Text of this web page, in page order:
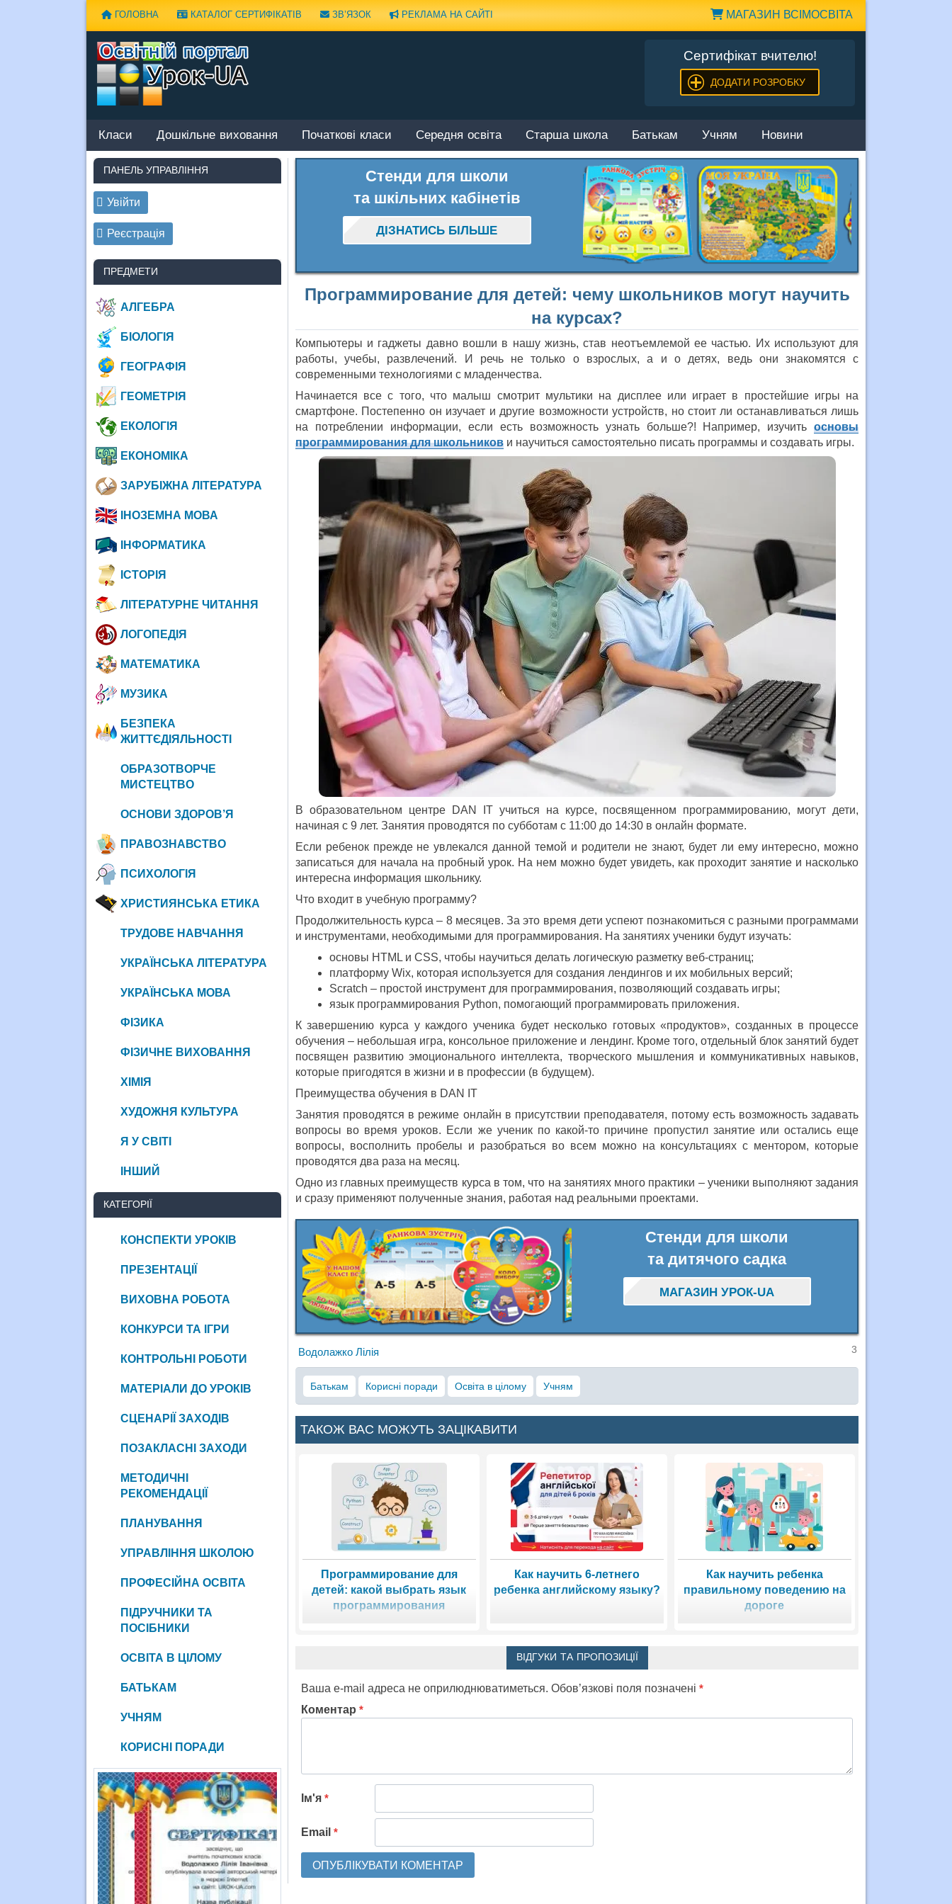
МАГАЗИН ВСІМОСВІТА
ГОЛОВНА КАТАЛОГ СЕРТИФІКАТІВ ЗВ’ЯЗОК РЕКЛАМА НА САЙТІ
Сертифікат вчителю!
ДОДАТИ РОЗРОБКУ
Класи Дошкільне виховання Початкові класи Середня освіта Старша школа Батькам Учням Новини
Стенди для школи
та шкільних кабінетів
ДІЗНАТИСЬ БІЛЬШЕ
Программирование для детей: чему школьников могут научить
на курсах?
Компьютеры и гаджеты давно вошли в нашу жизнь, став неотъемлемой ее частью. Их используют для
работы, учебы, развлечений. И речь не только о взрослых, а и о детях, ведь они знакомятся с
современными технологиями с младенчества.
Начинается все с того, что малыш смотрит мультики на дисплее или играет в простейшие игры на
смартфоне. Постепенно он изучает и другие возможности устройств, но стоит ли останавливаться лишь
на потреблении информации, если есть возможность узнать больше?! Например, изучитьосновы
программирования для школьникови научиться самостоятельно писать программы и создавать игры.
В образовательном центре DAN IT учиться на курсе, посвященном программированию, могут дети,
начиная с 9 лет. Занятия проводятся по субботам с 11:00 до 14:30 в онлайн формате.
Если ребенок прежде не увлекался данной темой и родители не знают, будет ли ему интересно, можно
записаться для начала на пробный урок. На нем можно будет увидеть, как проходит занятие и насколько
интересна информация школьнику.
Что входит в учебную программу?
Продолжительность курса – 8 месяцев. За это время дети успеют познакомиться с разными программами
и инструментами, необходимыми для программирования. На занятиях ученики будут изучать:
основы HTML и CSS, чтобы научиться делать логическую разметку веб-страниц;
платформу Wix, которая используется для создания лендингов и их мобильных версий;
Scratch – простой инструмент для программирования, позволяющий создавать игры;
язык программирования Python, помогающий программировать приложения.
К завершению курса у каждого ученика будет несколько готовых «продуктов», созданных в процессе
обучения – небольшая игра, консольное приложение и лендинг. Кроме того, отдельный блок занятий будет
посвящен развитию эмоционального интеллекта, творческого мышления и коммуникативных навыков,
которые пригодятся в жизни и в профессии (в будущем).
Преимущества обучения в DAN IT
Занятия проводятся в режиме онлайн в присутствии преподавателя, потому есть возможность задавать
вопросы во время уроков. Если же ученик по какой-то причине пропустил занятие или остались еще
вопросы, восполнить пробелы и разобраться во всем можно на консультациях с ментором, которые
проводятся два раза на месяц.
Одно из главных преимуществ курса в том, что на занятиях много практики – ученики выполняют задания
и сразу применяют полученные знания, работая над реальными проектами.
Стенди для школи
та дитячого садка
МАГАЗИН УРОК-UA
Водолажко Лілія 3
Батькам Корисні поради Освіта в цілому Учням
ТАКОЖ ВАС МОЖУТЬ ЗАЦІКАВИТИ
Программирование для
детей: какой выбрать язык
программирования
Как научить 6-летнего
ребенка английскому языку?
Как научить ребенка
правильному поведению на
дороге
ВІДГУКИ ТА ПРОПОЗИЦІЇ
Ваша e-mail адреса не оприлюднюватиметься. Обов’язкові поля позначені *
Коментар *
Ім'я *
Email *
ПАНЕЛЬ УПРАВЛІННЯ
Увійти
Реєстрація
ПРЕДМЕТИ
АЛГЕБРА
БІОЛОГІЯ
ГЕОГРАФІЯ
ГЕОМЕТРІЯ
ЕКОЛОГІЯ
ЕКОНОМІКА
ЗАРУБІЖНА ЛІТЕРАТУРА
ІНОЗЕМНА МОВА
ІНФОРМАТИКА
ІСТОРІЯ
ЛІТЕРАТУРНЕ ЧИТАННЯ
ЛОГОПЕДІЯ
МАТЕМАТИКА
МУЗИКА
БЕЗПЕКА
ЖИТТЄДІЯЛЬНОСТІ
ОБРАЗОТВОРЧЕ
МИСТЕЦТВО
ОСНОВИ ЗДОРОВ’Я
ПРАВОЗНАВСТВО
ПСИХОЛОГІЯ
ХРИСТИЯНСЬКА ЕТИКА
ТРУДОВЕ НАВЧАННЯ
УКРАЇНСЬКА ЛІТЕРАТУРА
УКРАЇНСЬКА МОВА
ФІЗИКА
ФІЗИЧНЕ ВИХОВАННЯ
ХІМІЯ
ХУДОЖНЯ КУЛЬТУРА
Я У СВІТІ
ІНШИЙ
КАТЕГОРІЇ
КОНСПЕКТИ УРОКІВ
ПРЕЗЕНТАЦІЇ
ВИХОВНА РОБОТА
КОНКУРСИ ТА ІГРИ
КОНТРОЛЬНІ РОБОТИ
МАТЕРІАЛИ ДО УРОКІВ
СЦЕНАРІЇ ЗАХОДІВ
ПОЗАКЛАСНІ ЗАХОДИ
МЕТОДИЧНІ
РЕКОМЕНДАЦІЇ
ПЛАНУВАННЯ
УПРАВЛІННЯ ШКОЛОЮ
ПРОФЕСІЙНА ОСВІТА
ПІДРУЧНИКИ ТА
ПОСІБНИКИ
ОСВІТА В ЦІЛОМУ
БАТЬКАМ
УЧНЯМ
КОРИСНІ ПОРАДИ